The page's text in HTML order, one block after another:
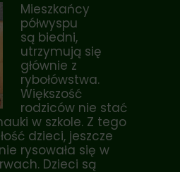
Mieszkańcy
półwyspu
są biedni,
utrzymują się
głównie z
rybołówstwa.
Większość
rodziców nie stać
w szkole. Z tego
dzieci, jeszcze
rysowała się w
Dzieci są